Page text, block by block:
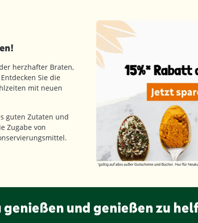
herzhafter Braten,
Sie die
mit neuen
guten Zutaten und
Zugabe von
und genießen zu